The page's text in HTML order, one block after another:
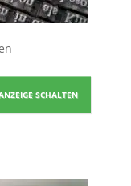
SCHALTEN